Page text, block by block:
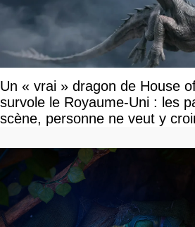
Un « vrai » dragon de House
survole le Royaume-Uni : les
scène, personne ne veut y